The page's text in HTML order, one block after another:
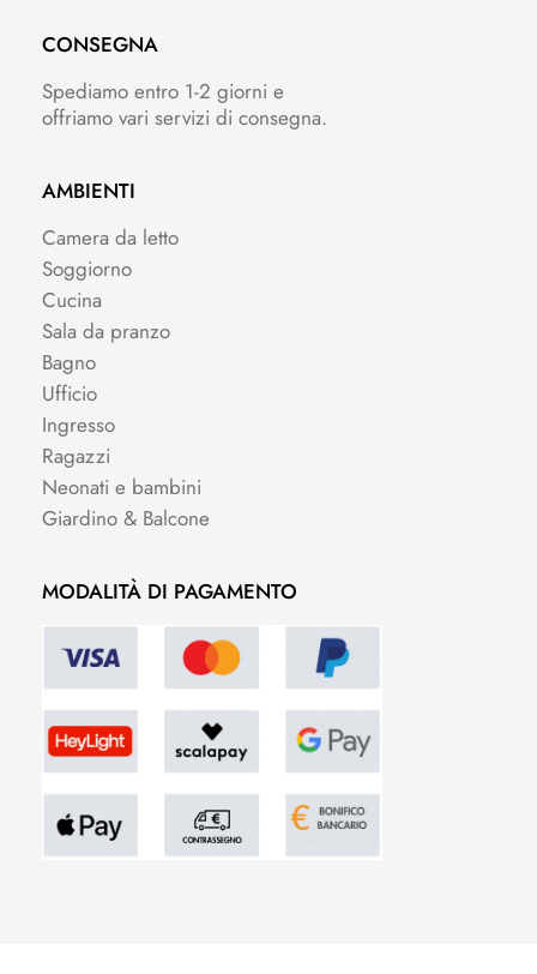
CONSEGNA
Spediamo entro 1-2 giorni e
offriamo vari servizi di consegna.
AMBIENTI
Camera da letto
Soggiorno
Cucina
Sala da pranzo
Bagno
Ufficio
Ingresso
Ragazzi
Neonati e bambini
Giardino & Balcone
MODALITÀ DI PAGAMENTO